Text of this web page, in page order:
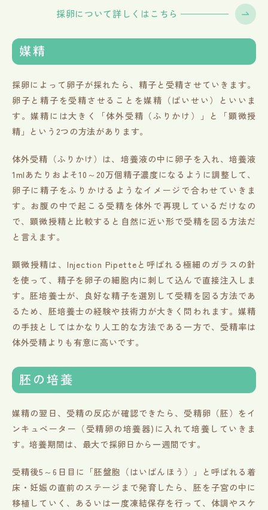
採卵について詳しくはこちら
媒精
採卵によって卵子が採れたら、精子と受精させていきます。
卵子と精子を受精させることを媒精（ばいせい）といいま
す。媒精には大きく「体外受精（ふりかけ）」と「顕微授
精」という2つの方法があります。
体外受精（ふりかけ）は、培養液の中に卵子を入れ、培養液
1mlあたりおよそ10～20万個精子濃度になるように調整して、
卵子に精子をふりかけるようなイメージで合わせていきま
す。お腹の中で起こる受精を体外で再現しているだけなの
で、顕微授精と比較すると自然に近い形で受精を図る方法だ
と言えます。
顕微授精は、Injection Pipetteと呼ばれる極細のガラスの針
を使って、精子を卵子の細胞内に刺して込んで直接注入しま
す。胚培養士が、良好な精子を選別して受精を図る方法であ
るため、胚培養士の経験や技術力が大きく問われます。媒精
の手技としてはかなり人工的な方法である一方で、受精率は
体外受精よりも有意に高いです。
胚の培養
媒精の翌日、受精の反応が確認できたら、受精卵（胚）をイ
ンキュベーター（受精卵の培養器)に入れて培養していきま
す。培養期間は、最大で採卵日から一週間です。
受精後5～6日目に「胚盤胞（はいばんほう）」と呼ばれる着
床・妊娠の直前のステージまで発育したら、胚を子宮の中に
移植していく、あるいは一度凍結保存を行って、体調やスケ